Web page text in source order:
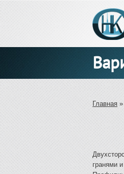
Вы
Главная
гранями